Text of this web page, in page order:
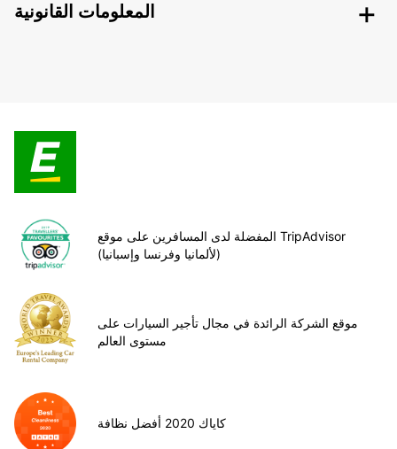
المعلومات القانونية
المفضلة لدى المسافرين على موقع TripAdvisor
(لألمانيا وفرنسا وإسبانيا)
موقع الشركة الرائدة في مجال تأجير السيارات على
مستوى العالم
كاياك 2020 أفضل نظافة